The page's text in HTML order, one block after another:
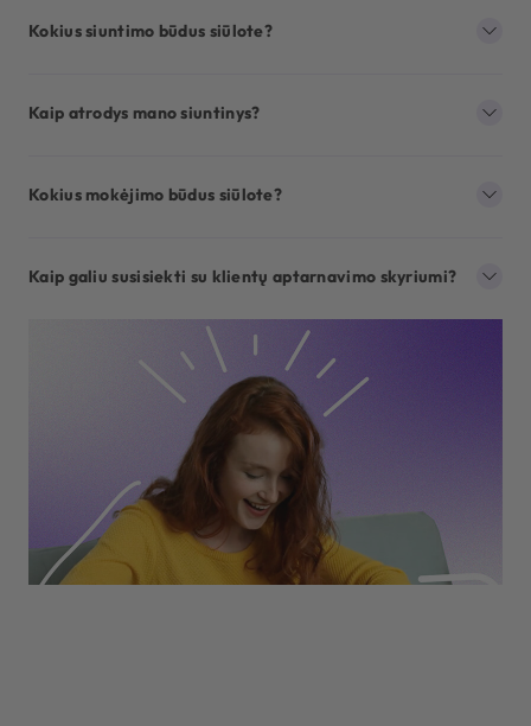
Kokius siuntimo būdus siūlote?
Kaip atrodys mano siuntinys?
Kokius mokėjimo būdus siūlote?
Kaip galiu susisiekti su klientų aptarnavimo skyriumi?